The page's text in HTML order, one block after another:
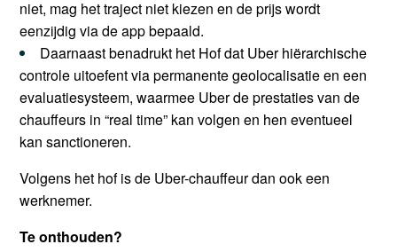
niet, mag het traject niet kiezen en de prijs wordt
eenzijdig via de app bepaald.
Daarnaast benadrukt het Hof dat Uber hiërarchische
controle uitoefent via permanente geolocalisatie en een
evaluatiesysteem, waarmee Uber de prestaties van de
chauffeurs in “real time” kan volgen en hen eventueel
kan sanctioneren.
Volgens het hof is de Uber-chauffeur dan ook een
werknemer.
Te onthouden?